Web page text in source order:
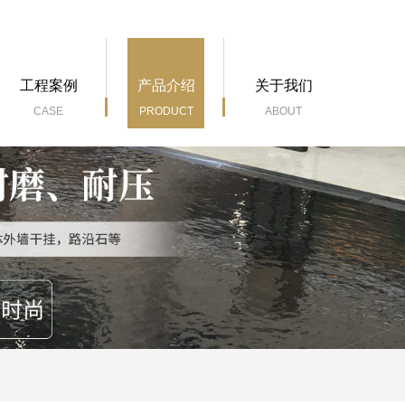
工程案例
CASE
产品介绍
PRODUCT
关于我们
ABOUT